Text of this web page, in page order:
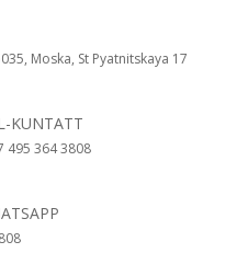
Moska, St Pyatnitskaya 17
KUNTATT
495 364 3808